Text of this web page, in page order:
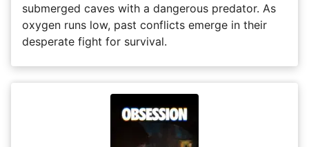
submerged caves with a dangerous predator. As
oxygen runs low, past conflicts emerge in their
desperate fight for survival.